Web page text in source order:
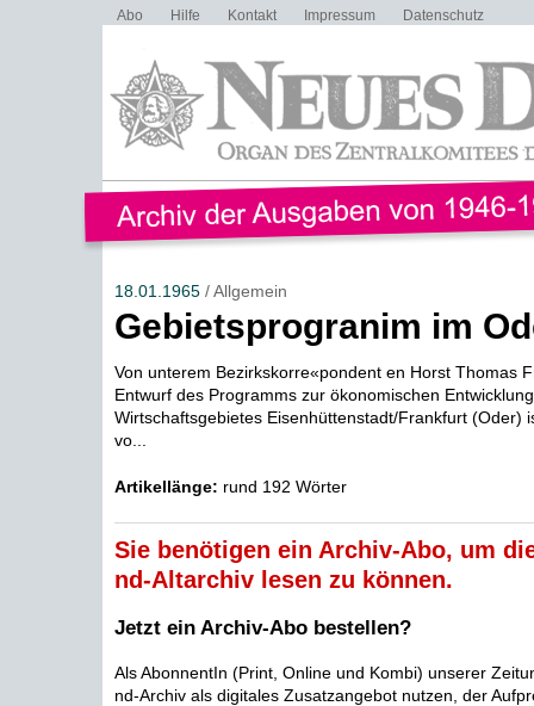
Abo Hilfe Kontakt Impressum Datenschutz
18.01.1965/ Allgemein
Gebietsprogranim im
Von unterem Bezirkskorre«pondent en Horst Thomas
Entwurf des Programms zur ökonomischen
Wirtschaftsgebietes Eisenhüttenstadt/Frankfurt (Oder)
vo...
Artikellänge: rund 192 Wörter
Sie benötigen ein Archiv-Abo, um
nd-Altarchiv lesen zu können.
Jetzt ein Archiv-Abo bestellen?
Als AbonnentIn (Print, Online und Kombi) unserer
nd-Archiv als digitales Zusatzangebot nutzen, der